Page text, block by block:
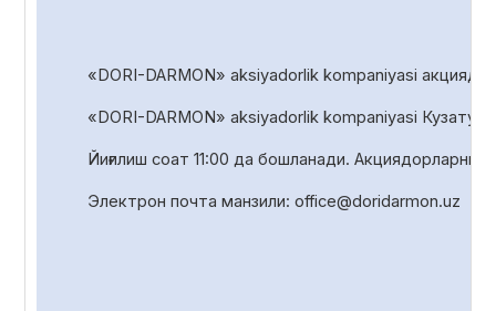
«DORI-DARMON» aksiyadorlik kompaniyasi
«DORI-DARMON» aksiyadorlik kompaniyasi Кузатув
Йиғилиш соат 11:00 да бошланади. Акциядорларни
Электрон почта манзили: office@doridarmon.uz